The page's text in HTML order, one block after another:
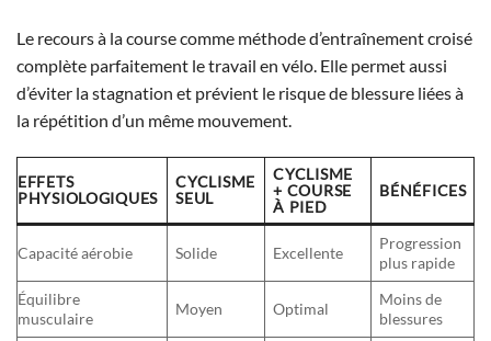
Le recours à la course comme méthode d’entraînement croisé
complète parfaitement le travail en vélo. Elle permet aussi
d’éviter la stagnation et prévient le risque de blessure liées à
la répétition d’un même mouvement.
EFFETS
PHYSIOLOGIQUES
CYCLISME
SEUL
CYCLISME
+ COURSE
À PIED
BÉNÉFICES
Capacité aérobie Solide Excellente
Progression
plus rapide
Équilibre
musculaire
Moyen Optimal
Moins de
blessures